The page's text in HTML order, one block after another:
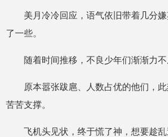
美月冷冷回应，语气依旧带着几分
了一些。
随着时间推移，不良少年们渐渐力不
原本嚣张跋扈、人数占优的他们，
苦苦支撑。
飞机头见状，终于慌了神，想要趁乱